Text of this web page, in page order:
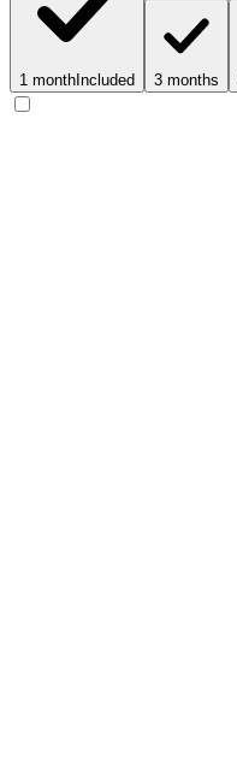
1 month Included 3 months